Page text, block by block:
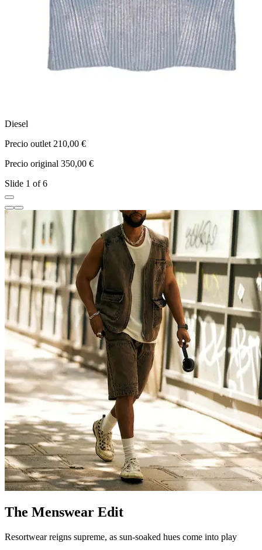
Diesel
Precio outlet 210,00 €
Precio original 350,00 €
Slide 1 of 6
The Menswear Edit
Resortwear reigns supreme, as sun-soaked hues come into play